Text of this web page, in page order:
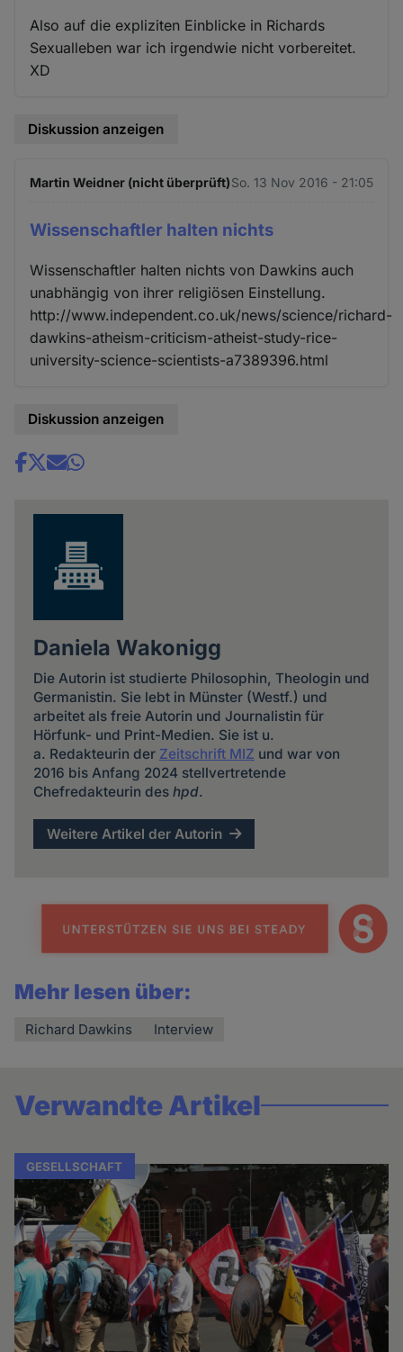
Also auf die expliziten Einblicke in Richards
Sexualleben war ich irgendwie nicht vorbereitet.
XD
Diskussion anzeigen
Martin Weidner (nicht überprüft)So. 13 Nov 2016 - 21:05
Wissenschaftler halten nichts
Wissenschaftler halten nichts von Dawkins auch
unabhängig von ihrer religiösen Einstellung.
http://www.independent.co.uk/news/science/richard-
dawkins-atheism-criticism-atheist-study-rice-
university-science-scientists-a7389396.html
Diskussion anzeigen
Share
Daniela Wakonigg
Die Autorin ist studierte Philosophin, Theologin und
Germanistin. Sie lebt in Münster (Westf.) und
arbeitet als freie Autorin und Journalistin für
Hörfunk- und Print-Medien. Sie ist u.
a. Redakteurin der Zeitschrift MIZ und war von
2016 bis Anfang 2024 stellvertretende
Chefredakteurin des hpd.
Weitere Artikel der Autorin
Mehr lesen über:
Richard Dawkins Interview
Verwandte Artikel
GESELLSCHAFT